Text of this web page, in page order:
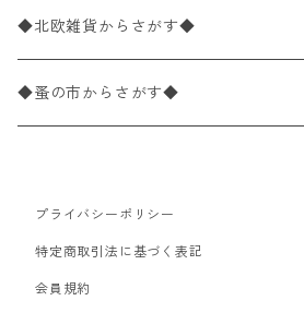
ライスペーパー
ペーパーリネンナプキン
ワックスペーパー
デコパージュ用品
パック売り
バラ売り
パック売り
21×21cm（ポケットサイズ）
バラ売り
33cm（ラウンド）
動物・鳥・昆虫・蝶柄
海・魚柄
食べ物・フルーツ・野菜・ドリンク柄
食器・カトラリー柄
ランチサイズ
カクテルサイズ
ドイツ製 Ambiente/アンビエンテ
ランチサイズ
ドイツ製 Paperproducts Design
カクテルサイズ
ランチサイズ
カクテルサイズ
ドイツ製 ti-flair/ティーフレア
ランチサイズ
ドイツ製 PAW/パウ
デコパージュ液
デコパージュ下地
デコパージュはさみ
3Dデコパージュ
◆北欧雑貨からさがす◆
シリコンモールド
トレイ
ポスター・カレンダー
◆蚤の市からさがす◆
北欧雑貨
デコパージュ用品
プライバシーポリシー
特定商取引法に基づく表記
会員規約